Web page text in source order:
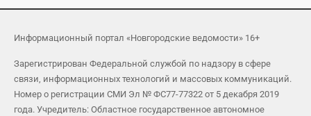
Информационный портал «Новгородские ведомости» 16+
Зарегистрирован Федеральной службой по надзору в сфере
связи, информационных технологий и массовых коммуникаций.
Номер о регистрации СМИ Эл № ФС77-77322 от 5 декабря 2019
года. Учредитель: Областное государственное автономное